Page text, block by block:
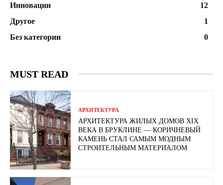
Инновации
12
Другое
1
Без категории
0
MUST READ
АРХИТЕКТУРА
АРХИТЕКТУРА ЖИЛЫХ ДОМОВ XIX
ВЕКА В БРУКЛИНЕ — КОРИЧНЕВЫЙ
КАМЕНЬ СТАЛ САМЫМ МОДНЫМ
СТРОИТЕЛЬНЫМ МАТЕРИАЛОМ